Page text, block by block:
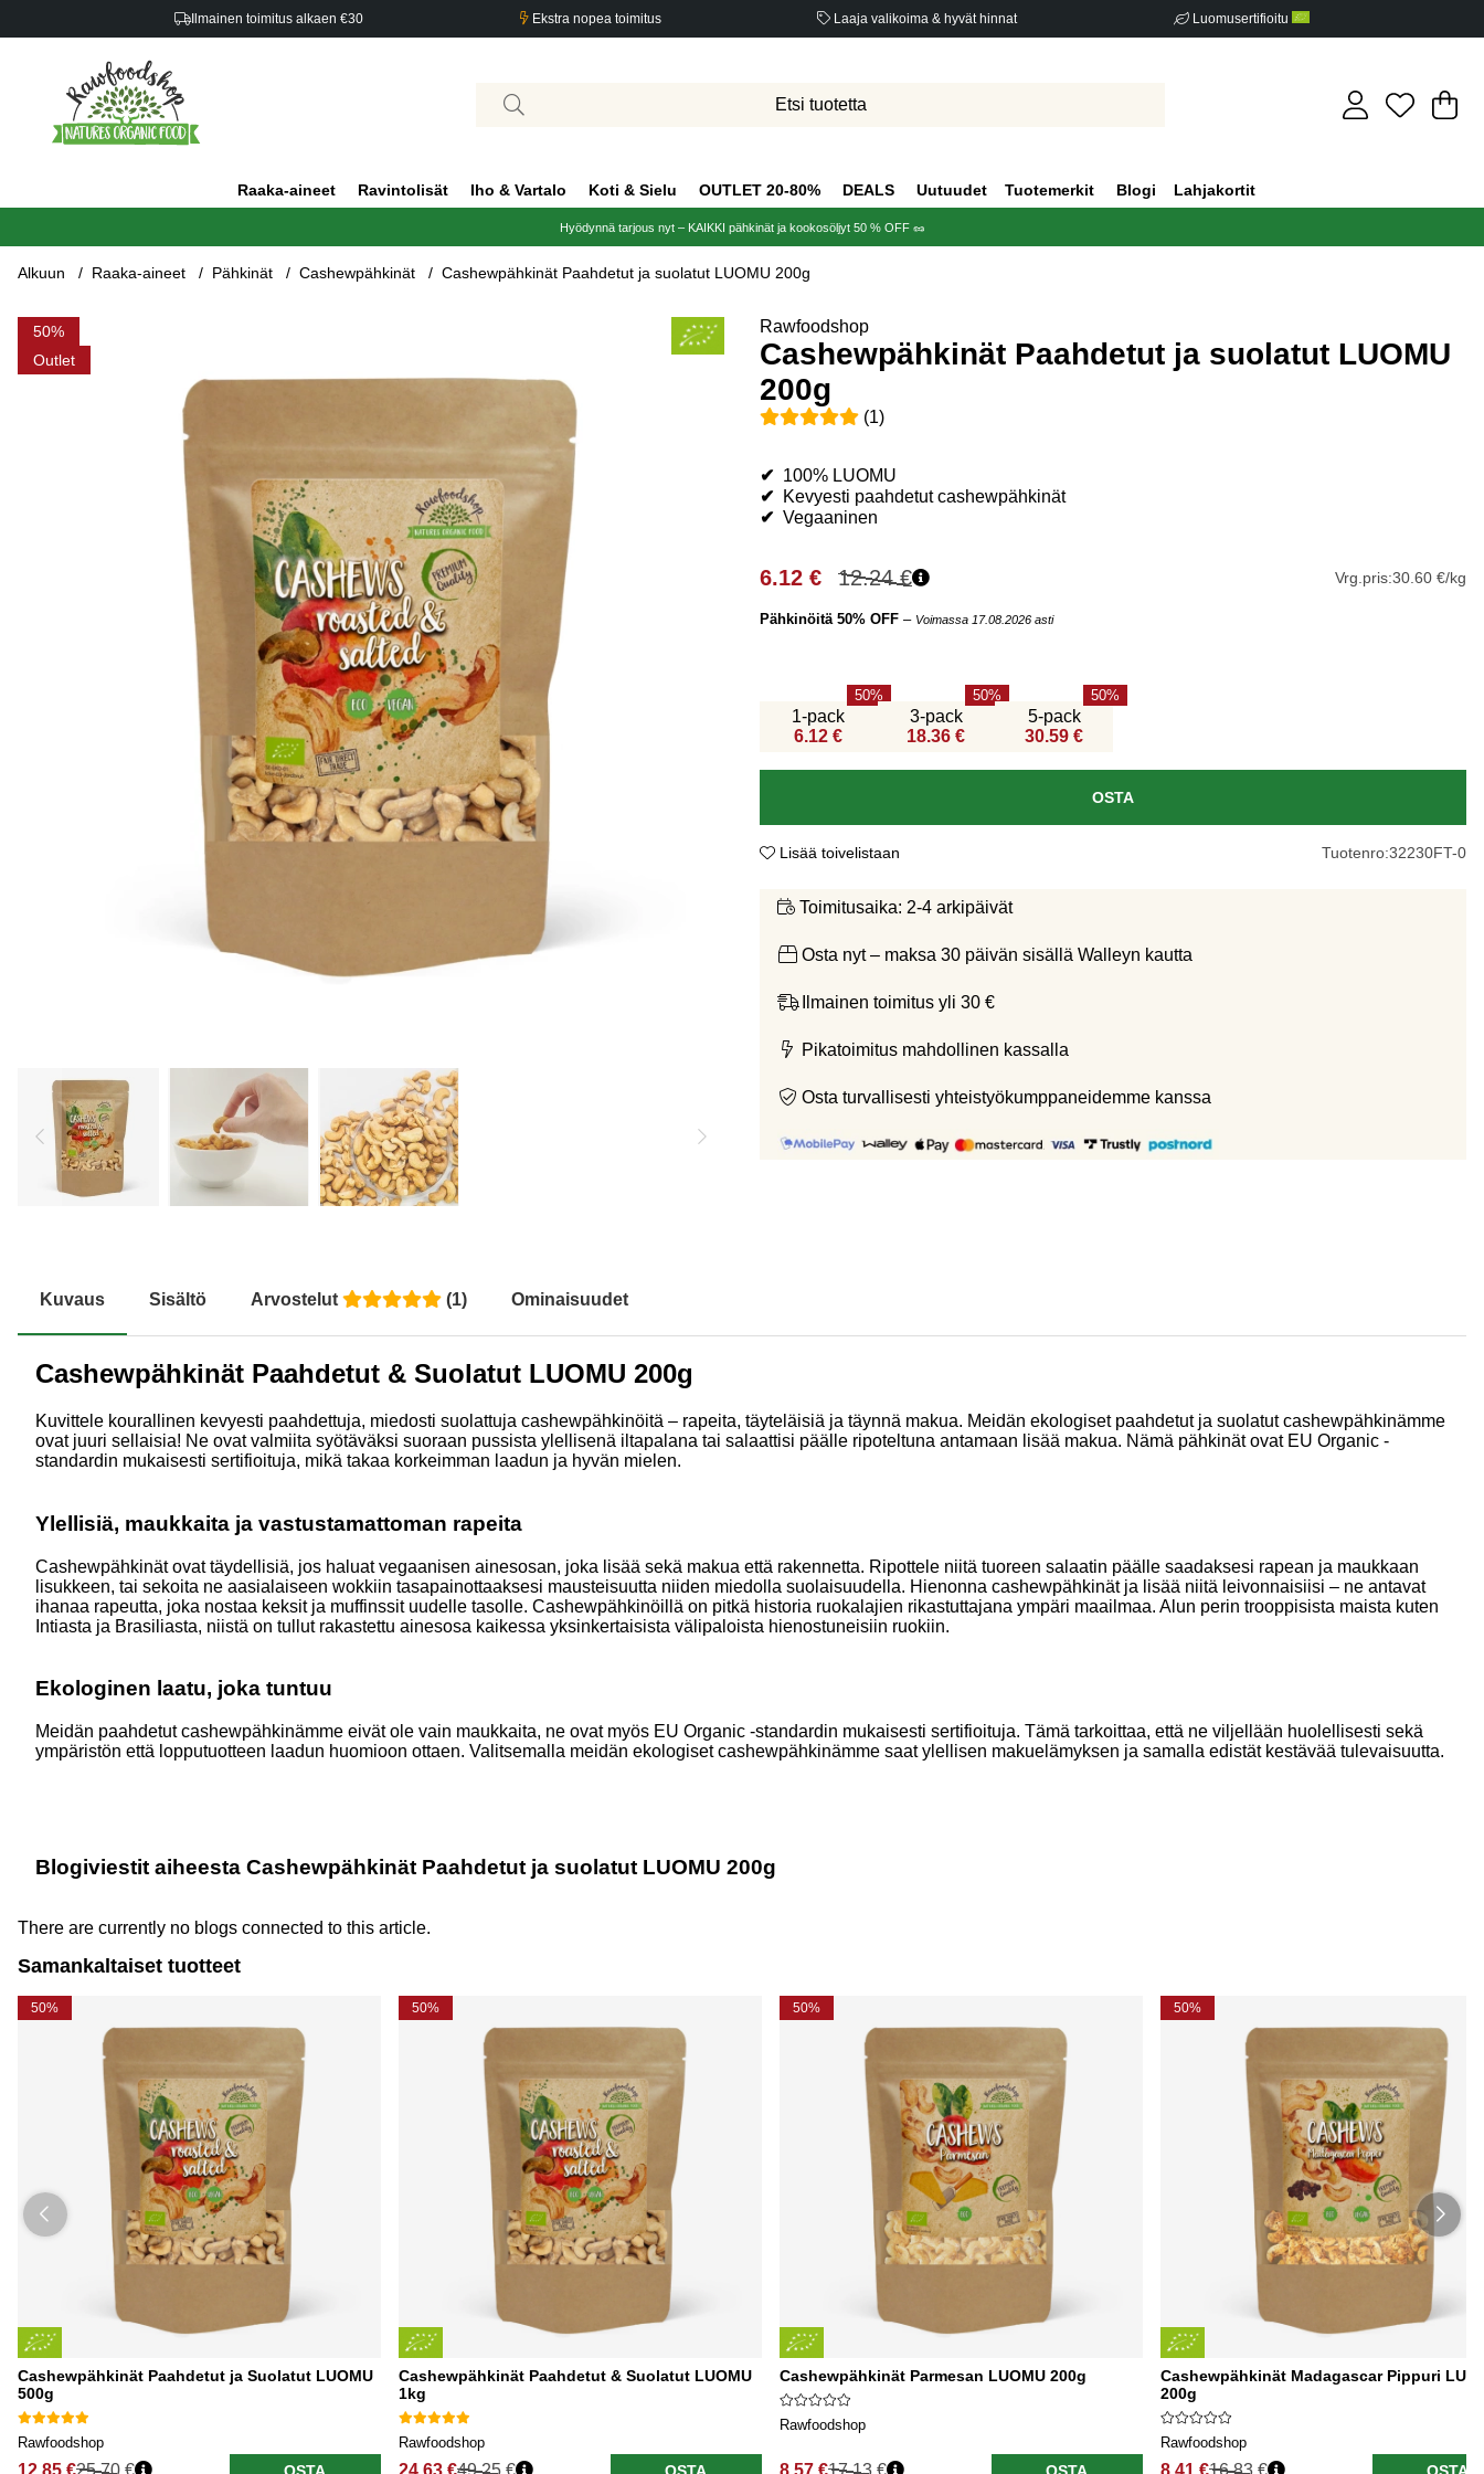
Ilmainen toimitus alkaen €30 Ekstra nopea toimitus Laaja valikoima & hyvät hinnat Luomusertifioitu
.
Raaka-aineet Ravintolisät Iho & Vartalo Koti & Sielu OUTLET 20-80% DEALS Uutuudet Tuotemerkit Blogi Lahjakortit
Hyödynnä tarjous nyt – KAIKKI pähkinät ja kookosöljyt 50 % OFF 🥜
Alkuun Raaka-aineet Pähkinät Cashewpähkinät Cashewpähkinät Paahdetut ja suolatut LUOMU 200g
50
Outlet
Tuotekuvat Cashewpähkinät Paahdetut ja suolatut LUOMU 200g Rawfoodshop
Cashewpähkinät Paahdetut ja suolatut LUOMU
200g
Keskiarvoluokitus 5 / 5 Arvioiden määrä 1
(1)
✔ 100% LUOMU
✔ Kevyesti paahdetut cashewpähkinät
✔ Vegaaninen
12.24€
6.12 € Vrg.pris:30.60 €/kg
Pähkinöitä 50% OFF – Voimassa 17.08.2026 asti
1-pack
6.12 €
50
3-pack
18.36 €
50
5-pack
30.59 €
50
OSTA
Lisää toivelistaan Tuotenro:32230FT-0
Toimitusaika: 2-4 arkipäivät
Osta nyt – maksa 30 päivän sisällä Walleyn kautta
Ilmainen toimitus yli 30 €
Pikatoimitus mahdollinen kassalla
Osta turvallisesti yhteistyökumppaneidemme kanssa
Kuvaus Sisältö Arvostelut (1) Ominaisuudet
Cashewpähkinät Paahdetut & Suolatut LUOMU 200g
Kuvittele kourallinen kevyesti paahdettuja, miedosti suolattuja cashewpähkinöitä – rapeita, täyteläisiä ja täynnä makua. Meidän ekologiset paahdetut ja suolatut cashewpähkinämme
ovat juuri sellaisia! Ne ovat valmiita syötäväksi suoraan pussista ylellisenä iltapalana tai salaattisi päälle ripoteltuna antamaan lisää makua. Nämä pähkinät ovat EU Organic -
standardin mukaisesti sertifioituja, mikä takaa korkeimman laadun ja hyvän mielen.
Ylellisiä, maukkaita ja vastustamattoman rapeita
Cashewpähkinät ovat täydellisiä, jos haluat vegaanisen ainesosan, joka lisää sekä makua että rakennetta. Ripottele niitä tuoreen salaatin päälle saadaksesi rapean ja maukkaan
lisukkeen, tai sekoita ne aasialaiseen wokkiin tasapainottaaksesi mausteisuutta niiden miedolla suolaisuudella. Hienonna cashewpähkinät ja lisää niitä leivonnaisiisi – ne antavat
ihanaa rapeutta, joka nostaa keksit ja muffinssit uudelle tasolle. Cashewpähkinöillä on pitkä historia ruokalajien rikastuttajana ympäri maailmaa. Alun perin trooppisista maista kuten
Intiasta ja Brasiliasta, niistä on tullut rakastettu ainesosa kaikessa yksinkertaisista välipaloista hienostuneisiin ruokiin.
Ekologinen laatu, joka tuntuu
Meidän paahdetut cashewpähkinämme eivät ole vain maukkaita, ne ovat myös EU Organic -standardin mukaisesti sertifioituja. Tämä tarkoittaa, että ne viljellään huolellisesti sekä
ympäristön että lopputuotteen laadun huomioon ottaen. Valitsemalla meidän ekologiset cashewpähkinämme saat ylellisen makuelämyksen ja samalla edistät kestävää tulevaisuutta.
Blogiviestit aiheesta Cashewpähkinät Paahdetut ja suolatut LUOMU 200g
There are currently no blogs connected to this article.
Samankaltaiset tuotteet
50%
Cashewpähkinät Paahdetut ja Suolatut LUOMU
500g
Rawfoodshop
50%
Cashewpähkinät Paahdetut & Suolatut LUOMU
1kg
Rawfoodshop
50%
Cashewpähkinät Parmesan LUOMU 200g
Rawfoodshop
50%
Cashewpähkinät Madagascar Pippuri
200g
Rawfoodshop